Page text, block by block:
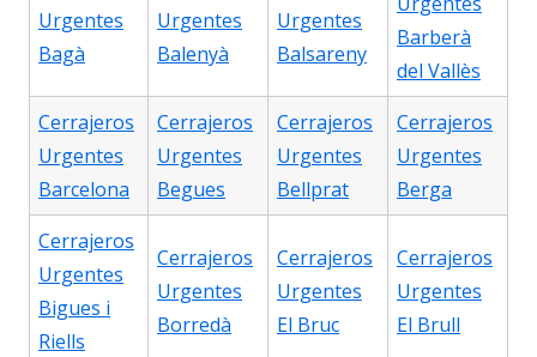
Urgentes
Bagà
Urgentes
Balenyà
Urgentes
Balsareny
Barberà
del Vallès
Cerrajeros
Urgentes
Barcelona
Cerrajeros
Urgentes
Begues
Cerrajeros
Urgentes
Bellprat
Cerrajeros
Urgentes
Berga
Cerrajeros
Urgentes
Bigues i
Riells
Cerrajeros
Urgentes
Borredà
Cerrajeros
Urgentes
El Bruc
Cerrajeros
Urgentes
El Brull